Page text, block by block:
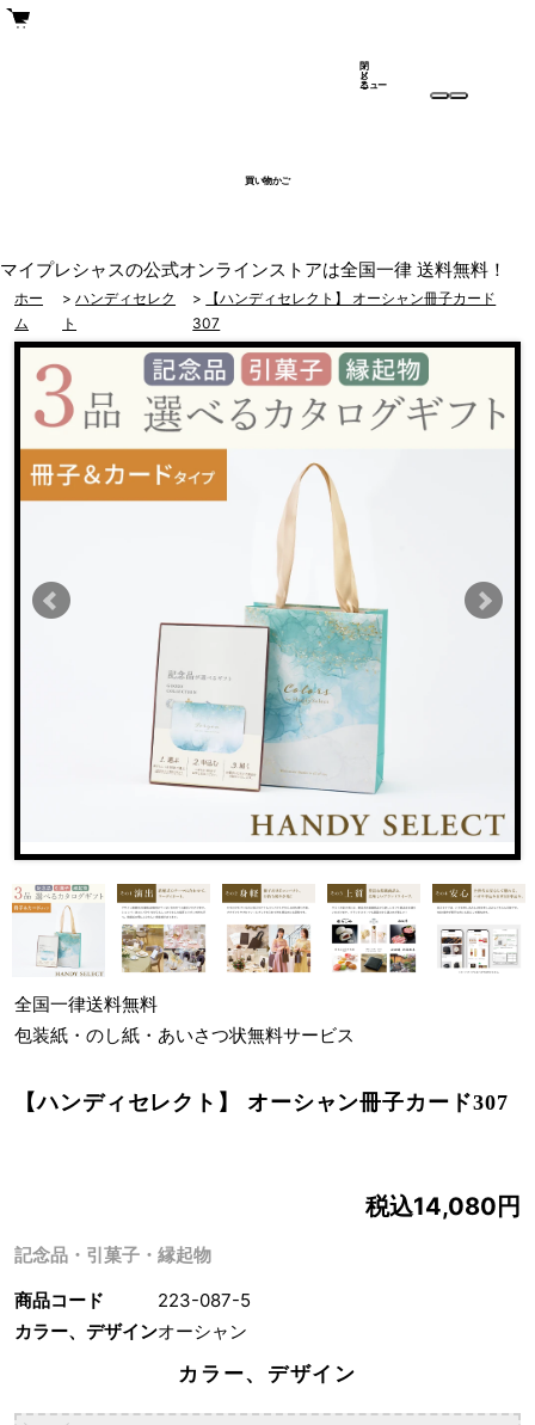
買い物かご
メ
ニュー
閉
じ
る
マイプレシャスの公式オンラインストアは全国一律 送料無料！
ホー
ム
>ハンディセレク
ト
>
【ハンディセレクト】 オーシャン冊子カード
307
全国一律送料無料
包装紙・のし紙・あいさつ状無料サービス
【ハンディセレクト】 オーシャン冊子カード307
記念品・引菓子・縁起物
税込14,080円
商品コード
223-087-5
カラー、デザインオーシャン
カラー、デザイン